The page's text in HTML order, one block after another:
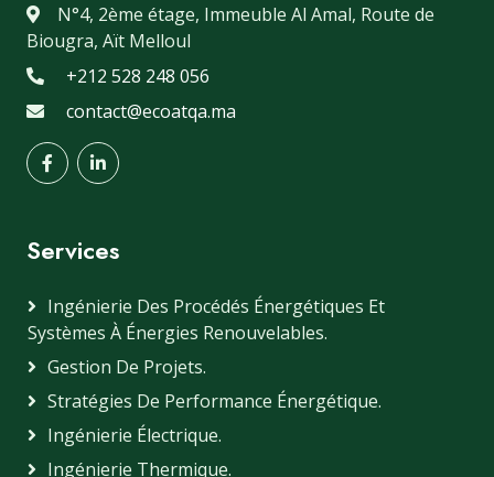
N°4, 2ème étage, Immeuble Al Amal, Route de
Biougra, Aït Melloul
+212 528 248 056
contact@ecoatqa.ma
Services
Ingénierie Des Procédés Énergétiques Et
Systèmes À Énergies Renouvelables.​
Gestion De Projets.
Stratégies De Performance Énergétique.
Ingénierie Électrique.
Ingénierie Thermique.